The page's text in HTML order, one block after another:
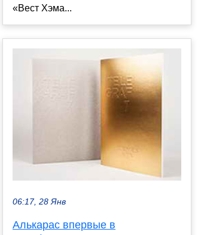
«Вест Хэма...
06:17, 28 Янв
Алькарас впервые в